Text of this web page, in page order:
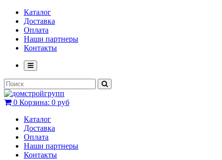
Каталог
Доставка
Оплата
Наши партнеры
Контакты
0 Корзина: 0 руб
Каталог
Доставка
Оплата
Наши партнеры
Контакты